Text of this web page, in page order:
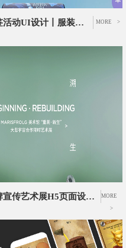
巴拉巴拉-抽签活动UI设计丨服装品牌推广活动页面设计 MORE >
玛丝菲尔-品牌宣传艺术展H5页面设计|3D视频UI设计|服装新品宣传活动UI设计 MORE
>